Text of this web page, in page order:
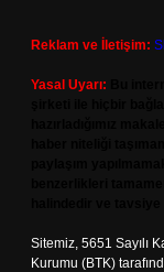
Reklam ve İletişim:
Yasal Uyarı:
Sitemiz, 5651 Sayılı
Kurumu (BTK)